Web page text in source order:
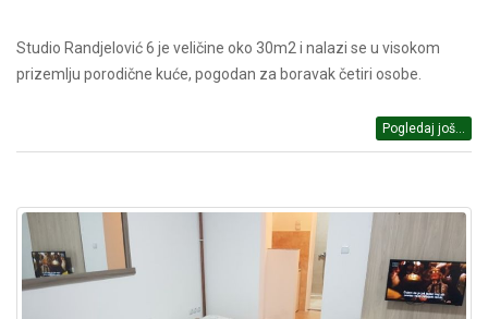
Studio Randjelović 6 je veličine oko 30m2 i nalazi se u visokom
prizemlju porodične kuće, pogodan za boravak četiri osobe.
Pogledaj još...